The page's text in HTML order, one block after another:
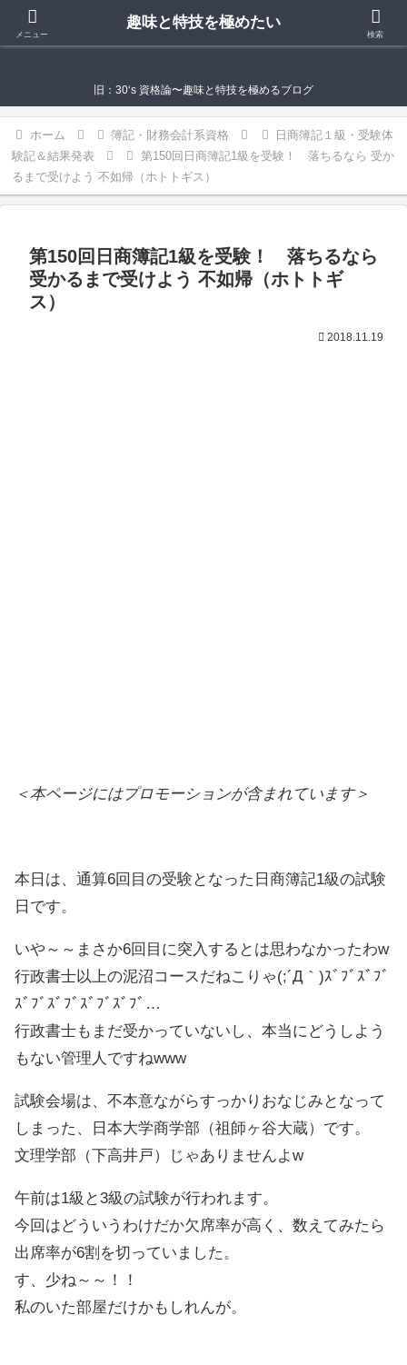
趣味と特技を極めたい
旧：30‘s 資格論〜趣味と特技を極めるブログ
ホーム 簿記・財務会計系資格
日商簿記１級・受験体
験記＆結果発表
第150回日商簿記1級を受験！ 落ちるなら 受か
るまで受けよう 不如帰（ホトトギス）
第150回日商簿記1級を受験！ 落ちるなら
受かるまで受けよう 不如帰（ホトトギ
ス）
2018.11.19
＜本ページにはプロモーションが含まれています＞
本日は、通算6回目の受験となった日商簿記1級の試験
日です。
いや～～まさか6回目に突入するとは思わなかったわw
行政書士以上の泥沼コースだねこりゃ(;´Д｀)ｽﾞﾌﾞｽﾞﾌﾞ
ｽﾞﾌﾞｽﾞﾌﾞｽﾞﾌﾞｽﾞﾌﾞ…
行政書士もまだ受かっていないし、本当にどうしよう
もない管理人ですねwww
試験会場は、不本意ながらすっかりおなじみとなって
しまった、日本大学商学部（祖師ヶ谷大蔵）です。
文理学部（下高井戸）じゃありませんよw
午前は1級と3級の試験が行われます。
今回はどういうわけだか欠席率が高く、数えてみたら
出席率が6割を切っていました。
す、少ね～～！！
私のいた部屋だけかもしれんが。
メニュー
趣味と特技を極めたい
検索